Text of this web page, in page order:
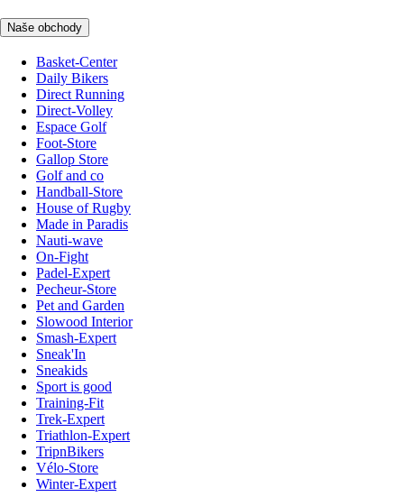
Naše obchody
Basket-Center
Daily Bikers
Direct Running
Direct-Volley
Espace Golf
Foot-Store
Gallop Store
Golf and co
Handball-Store
House of Rugby
Made in Paradis
Nauti-wave
On-Fight
Padel-Expert
Pecheur-Store
Pet and Garden
Slowood Interior
Smash-Expert
Sneak'In
Sneakids
Sport is good
Training-Fit
Trek-Expert
Triathlon-Expert
TripnBikers
Vélo-Store
Winter-Expert